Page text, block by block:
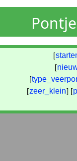
[
[
[
[zeer_klein] [